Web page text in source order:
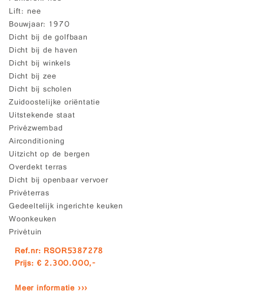
Lift nee
Bouwjaar 1970
Dicht bij de golfbaan
Dicht bij de haven
Dicht bij winkels
Dicht bij zee
Dicht bij scholen
Zuidoostelijke oriëntatie
Uitstekende staat
Privézwembad
Airconditioning
Uitzicht op de bergen
Overdekt terras
Dicht bij openbaar vervoer
Privéterras
Gedeeltelijk ingerichte keuken
Woonkeuken
Privétuin
Ref.nr: RSOR5387278
Prijs: € 2.300.000,-
Meer informatie ›››